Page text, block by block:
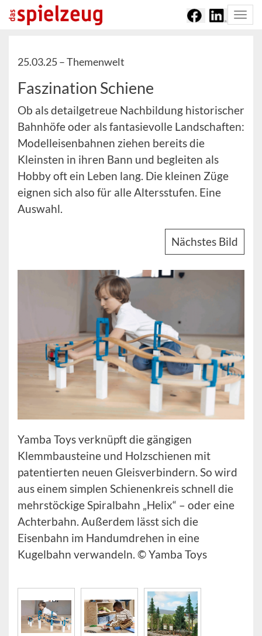
25.03.25 –Themenwelt
Faszination Schiene
Ob als detailgetreue Nachbildung historischer
Bahnhöfe oder als fantasievolle Landschaften:
Modelleisenbahnen ziehen bereits die
Kleinsten in ihren Bann und begleiten als
Hobby oft ein Leben lang. Die kleinen Züge
eignen sich also für alle Altersstufen. Eine
Auswahl.
Nächstes Bild
Yamba Toys verknüpft die gängigen
Klemmbausteine und Holzschienen mit
patentierten neuen Gleisverbindern. So wird
aus einem simplen Schienenkreis schnell die
mehrstöckige Spiralbahn „Helix“ – oder eine
Achterbahn. Außerdem lässt sich die
Eisenbahn im Handumdrehen in eine
Kugelbahn verwandeln. © Yamba Toys